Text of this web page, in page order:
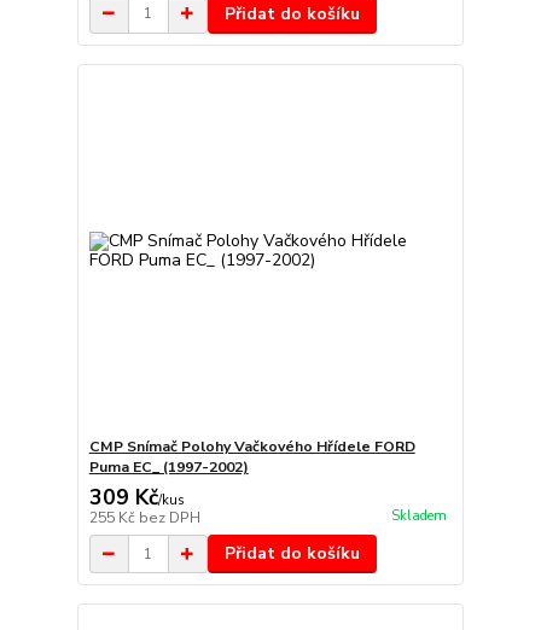
Přidat do košíku
CMP Snímač Polohy Vačkového Hřídele FORD
Puma EC_ (1997-2002)
309 Kč/kus
255 Kč bez DPH Skladem
Přidat do košíku